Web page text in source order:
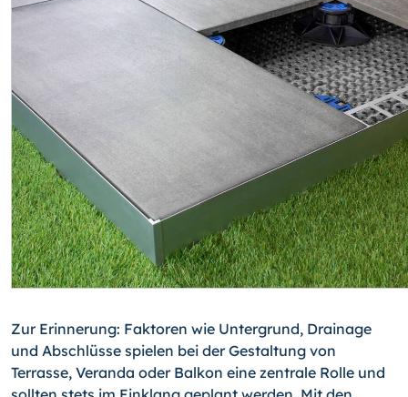
Zur Erinnerung: Faktoren wie Untergrund, Drainage
und Abschlüsse spielen bei der Gestaltung von
Terrasse, Veranda oder Balkon eine zentrale Rolle und